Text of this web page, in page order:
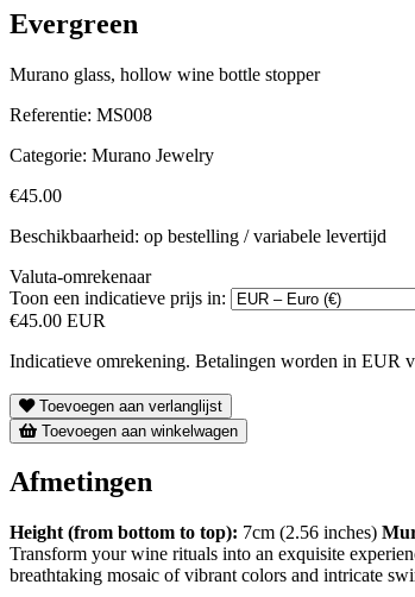
Evergreen
Murano glass, hollow wine bottle stopper
Referentie: MS008
Categorie: Murano Jewelry
€45.00
Beschikbaarheid: op bestelling / variabele levertijd
Valuta-omrekenaar
Toon een indicatieve prijs in:
€45.00 EUR
Indicatieve omrekening. Betalingen worden in EUR
Toevoegen aan verlanglijst
Toevoegen aan winkelwagen
Afmetingen
Height (from bottom to top): 7cm (2.56 inches)
Transform your wine rituals into an exquisite
breathtaking mosaic of vibrant colors and intricate